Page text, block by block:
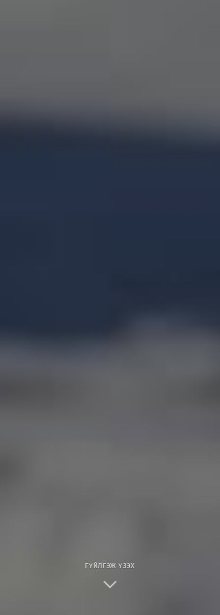
ГҮЙЛГЭЖ ҮЗЭХ